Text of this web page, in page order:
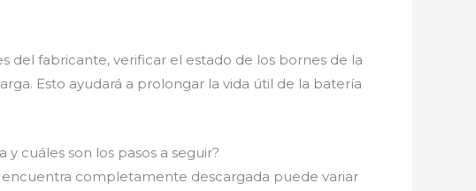
del fabricante, verificar el estado de los bornes de la
Esto ayudará a prolongar la vida útil de la batería
cuáles son los pasos a seguir?
completamente descargada puede variar